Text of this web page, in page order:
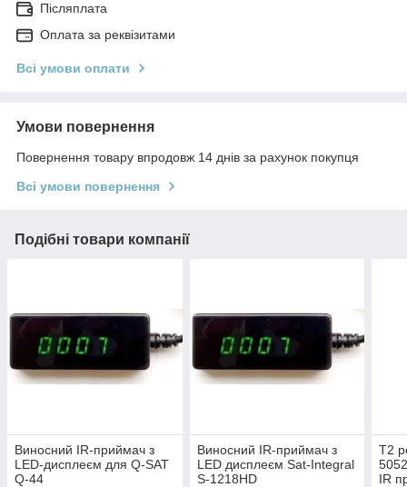
Післяплата
Оплата за реквізитами
Всі умови оплати
Умови повернення
Повернення товару впродовж 14 днів за рахунок покупця
Всі умови повернення
Подібні товари компанії
Виносний IR-приймач з
LED-дисплеєм для Q-SAT
Q-44
Виносний IR-приймач з
LED дисплеєм Sat-Integral
S-1218HD
Т2
IR